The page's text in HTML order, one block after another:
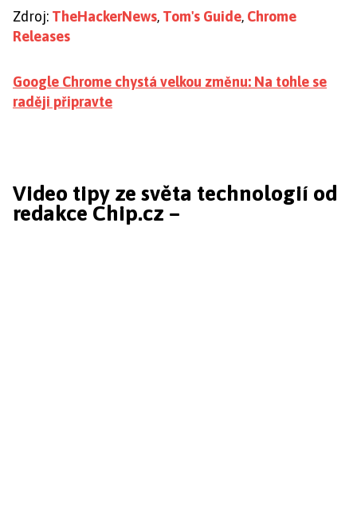
Zdroj: TheHackerNews, Tom's Guide, Chrome
Releases
Google Chrome chystá velkou změnu: Na tohle se
raději připravte
Video tipy ze světa technologií od
redakce Chip.cz –